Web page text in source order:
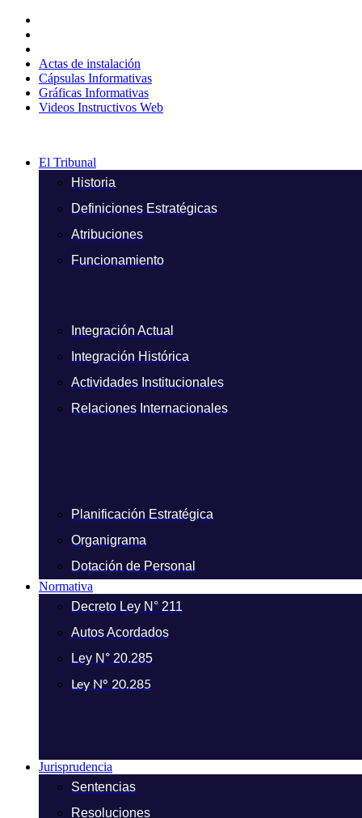
contenido
Actas de instalación
Cápsulas Informativas
Gráficas Informativas
Videos Instructivos Web
El Tribunal
Historia
Definiciones Estratégicas
Atribuciones
Funcionamiento
Integración Actual
Integración Histórica
Actividades Institucionales
Relaciones Internacionales
Planificación Estratégica
Organigrama
Dotación de Personal
Normativa
Decreto Ley N° 211
Autos Acordados
Ley N° 20.285
Ley N° 20.285
Jurisprudencia
Sentencias
Resoluciones